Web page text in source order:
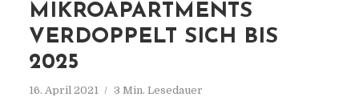
MIKROAPARTMENTS
VERDOPPELT SICH BIS
2025
16. April 2021 3 Min. Lesedauer